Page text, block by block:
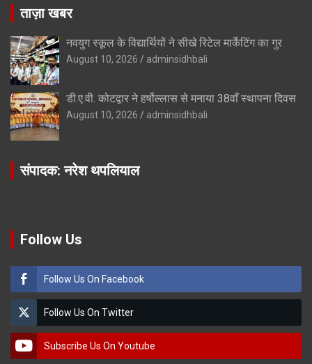
ताज़ा खबर
नवयुग स्कूल के विद्यार्थियों ने सीखे रिटेल मार्केटिंग का गुर
August 10, 2026 adminsidhbali
डी.ए.वी. कोटद्वार ने हर्षोल्लास से मनाया 38वाँ स्थापना दिवस
August 10, 2026 adminsidhbali
संपादक: नरेश थपलियाल
Follow Us
Follow Us On Facebook
Follow Us On Twitter
Subscribe Us On Youtube